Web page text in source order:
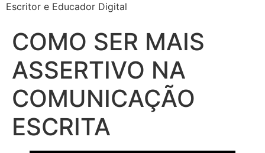
Escritor e Educador Digital
COMO SER MAIS
ASSERTIVO NA
COMUNICAÇÃO
ESCRITA